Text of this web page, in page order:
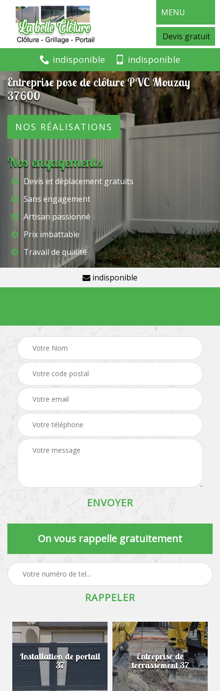
MENU
Devis gratuit
indisponible indisponible
Entreprise pose de clôture PVC Mouzay
37600
NOS RÉALISATIONS
Nos engagements
Devis et déplacement gratuits
Sans engagement
Artisan passionné
Prix imbattable
Travail de qualité
indisponible
On vous rappelle gratuitement
Installation de portail
37
Entreprise de
terrassement 37